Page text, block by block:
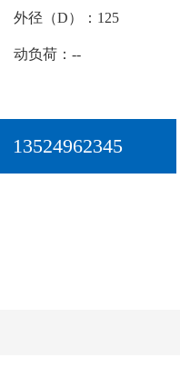
外径（D）：125
动负荷：--
13524962345